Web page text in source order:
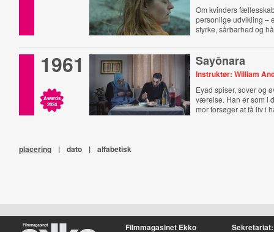
Om kvinders
personlige udvikling –
styrke, sårbarhed og
1961
Awards
2024
Sayōnara
Instruktør: William
Eyad spiser, sover og
værelse. Han er som i
mor forsøger at få liv i
placering | dato | alfabetisk
Filmmagasinet Ekko Sekretariat: